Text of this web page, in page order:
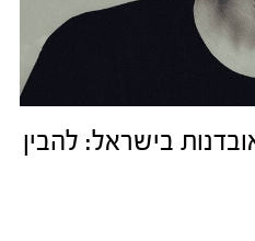
בישראל: להבין